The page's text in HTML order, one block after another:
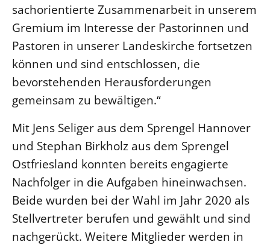
sachorientierte Zusammenarbeit in unserem
Gremium im Interesse der Pastorinnen und
Pastoren in unserer Landeskirche fortsetzen
können und sind entschlossen, die
bevorstehenden Herausforderungen
gemeinsam zu bewältigen.“
Mit Jens Seliger aus dem Sprengel Hannover
und Stephan Birkholz aus dem Sprengel
Ostfriesland konnten bereits engagierte
Nachfolger in die Aufgaben hineinwachsen.
Beide wurden bei der Wahl im Jahr 2020 als
Stellvertreter berufen und gewählt und sind
nachgerückt. Weitere Mitglieder werden in
BIBLIOTHEK & ARCHIV
SERVICE
Älterwerden im Pfarrberuf
Beteiligungsverfahren
Beschwerdestellen
Ephoralbüro
Finanzplanung
Fundraising
IT-Service
Corporate Design
Interventionsplan
Jahresgespräche